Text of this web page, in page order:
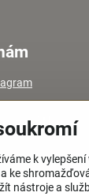
zpátky
k
ke
nástroje a